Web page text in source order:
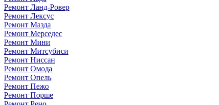
Ремонт Ланд-Ровер
Ремонт Лексус
Ремонт Мазда
Ремонт Мерседес
Ремонт Мини
Ремонт Митсубиси
Ремонт Ниссан
Ремонт Омода
Ремонт Опель
Ремонт Пежо
Ремонт Порше